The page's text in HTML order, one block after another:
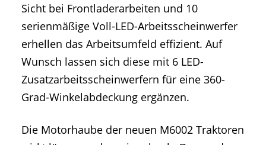
Sicht bei Frontladerarbeiten und 10
serienmäßige Voll-LED-Arbeitsscheinwerfer
erhellen das Arbeitsumfeld effizient. Auf
Wunsch lassen sich diese mit 6 LED-
Zusatzarbeitsscheinwerfern für eine 360-
Grad-Winkelabdeckung ergänzen.
Die Motorhaube der neuen M6002 Traktoren